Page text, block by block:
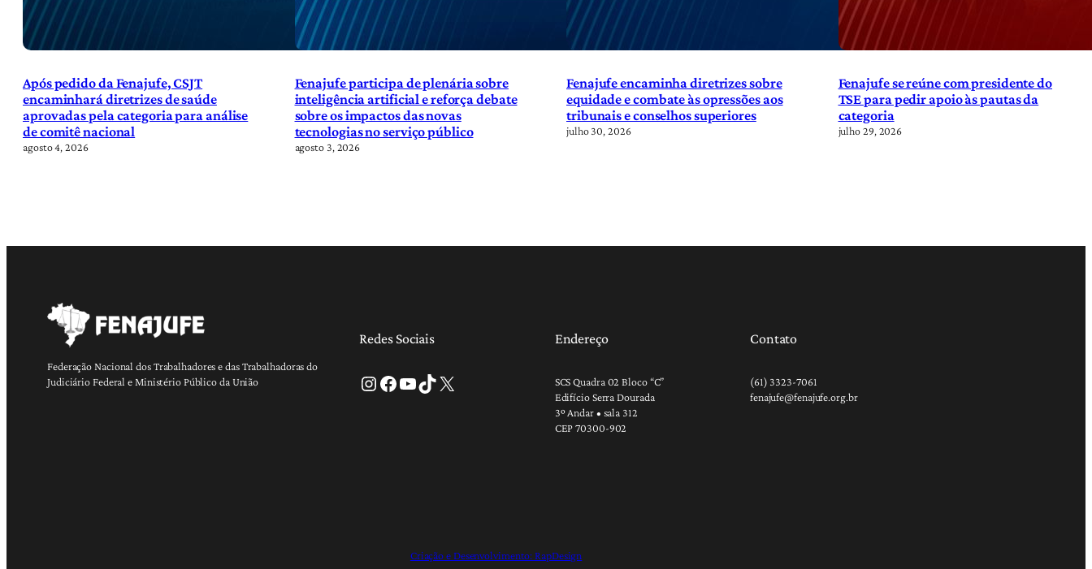
Após pedido da Fenajufe, CSJT
encaminhará diretrizes de saúde
aprovadas pela categoria para análise
de comitê nacional
agosto 4, 2026
Fenajufe participa de plenária sobre
inteligência artificial e reforça debate
sobre os impactos das novas
tecnologias no serviço público
agosto 3, 2026
Fenajufe encaminha diretrizes sobre
equidade e combate às opressões aos
tribunais e conselhos superiores
julho 30, 2026
Fenajufe se reúne com presidente do
TSE para pedir apoio às pautas da
categoria
julho 29, 2026
Federação Nacional dos Trabalhadores e das Trabalhadoras do
Judiciário Federal e Ministério Público da União
Redes Sociais
Instagram Facebook Youtube TikTok X
Endereço
SCS Quadra 02 Bloco “C”
Edifício Serra Dourada
3º Andar • sala 312
CEP 70300-902
Contato
(61) 3323-7061
fenajufe@fenajufe.org.br
Criação e Desenvolvimento: RapDesign